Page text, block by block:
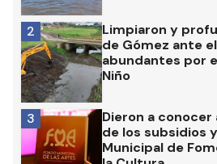
Limpiaron y
de Gómez ante
abundantes por
Niño
2
Dieron a
de los subsidios
Municipal de
3